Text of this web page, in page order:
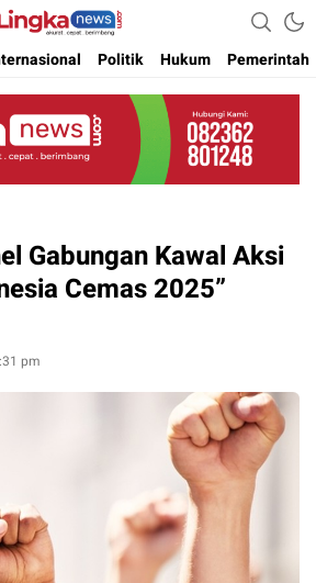
Lingkanews
Cepat & Berimbang
Politik Hukum Pemerintah
Gabungan Kawal Aksi
Cemas 2025”
pm